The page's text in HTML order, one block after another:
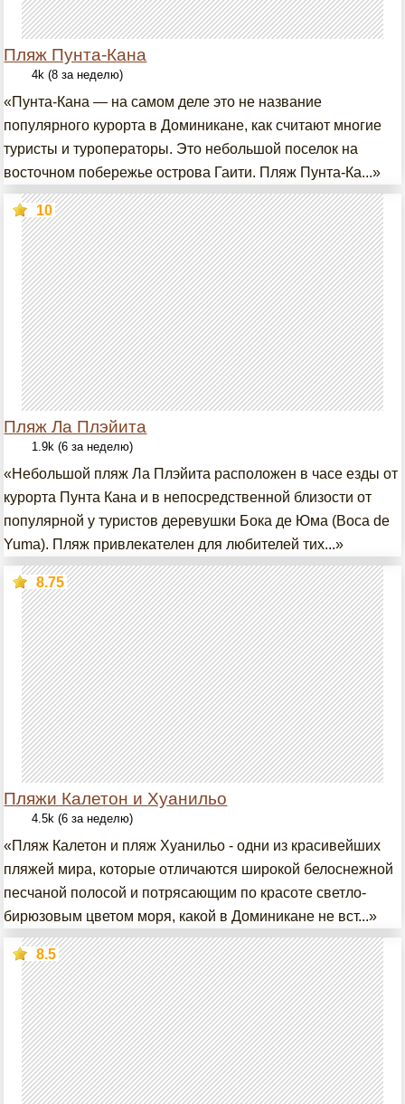
Пляж Пунта-Кана
4k (8 за неделю)
«Пунта-Кана — на самом деле это не название
популярного курорта в Доминикане, как считают многие
туристы и туроператоры. Это небольшой поселок на
восточном побережье острова Гаити. Пляж Пунта-Ка...»
Пляж Ла Плэйита
10
1.9k (6 за неделю)
«Небольшой пляж Ла Плэйита расположен в часе езды от
курорта Пунта Кана и в непосредственной близости от
популярной у туристов деревушки Бока де Юма (Boca de
Yuma). Пляж привлекателен для любителей тих...»
Пляжи Калетон и Хуанильо
8.75
4.5k (6 за неделю)
«Пляж Калетон и пляж Хуанильо - одни из красивейших
пляжей мира, которые отличаются широкой белоснежной
песчаной полосой и потрясающим по красоте светло-
бирюзовым цветом моря, какой в Доминикане не вст...»
8.5